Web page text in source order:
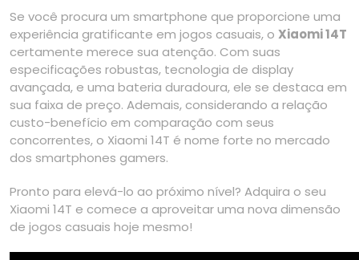
Se você procura um smartphone que proporcione uma
experiência gratificante em jogos casuais, o Xiaomi 14T
certamente merece sua atenção. Com suas
especificações robustas, tecnologia de display
avançada, e uma bateria duradoura, ele se destaca em
sua faixa de preço. Ademais, considerando a relação
custo-benefício em comparação com seus
concorrentes, o Xiaomi 14T é nome forte no mercado
dos smartphones gamers.
Pronto para elevá-lo ao próximo nível? Adquira o seu
Xiaomi 14T e comece a aproveitar uma nova dimensão
de jogos casuais hoje mesmo!